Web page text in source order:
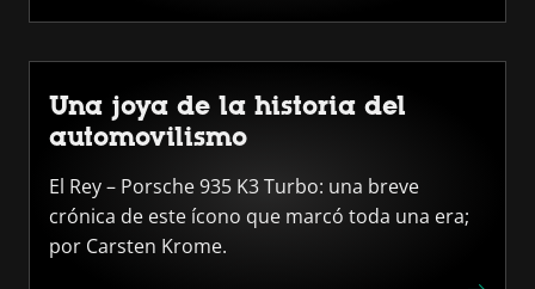
Una joya de la historia del
automovilismo
El Rey – Porsche 935 K3 Turbo: una breve
crónica de este ícono que marcó toda una era;
por Carsten Krome.